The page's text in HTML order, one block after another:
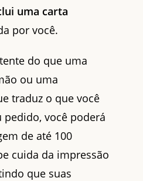
uma carta
por você.
do que uma
ou uma
traduz o que você
pedido, você poderá
de até 100
cuida da impressão
que suas